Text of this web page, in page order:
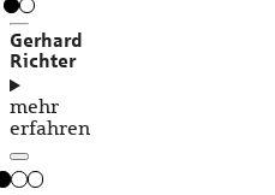
Gerhard
Richter
mehr
erfahren